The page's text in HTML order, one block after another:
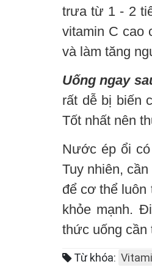
trưa từ 1 - 2
vitamin C cao
và làm tăng
Uống ngay
rất dễ bị biến
Tốt nhất nên
Nước ép ổi
Tuy nhiên,
để cơ thể
khỏe mạnh.
thức uống cần
Từ khóa: